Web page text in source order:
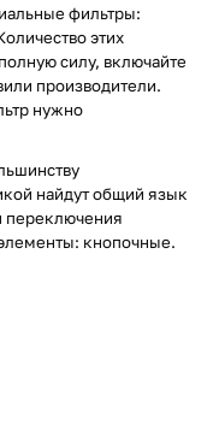
фильтры:
этих
силу, включайте
производители.
нужно
найдут общий язык
переключения
кнопочные.